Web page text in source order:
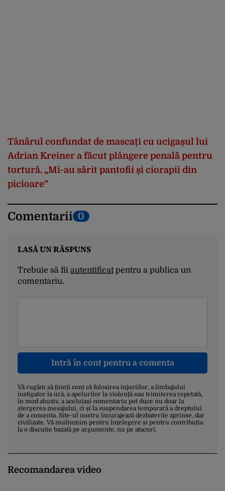
Tânărul confundat de mascați cu ucigașul lui
Adrian Kreiner a făcut plângere penală pentru
tortură. „Mi-au sărit pantofii și ciorapii din
picioare”
Comentarii 0
LASĂ UN RĂSPUNS
Trebuie să fii autentificatpentru a publica un
comentariu.
Intră în cont pentru a comenta
Vă rugăm să țineți cont că folosirea injuriilor, a limbajului
instigator la ură, a apelurilor la violență sau trimiterea repetată,
în mod abuziv, a aceluiași comentariu pot duce nu doar la
ștergerea mesajului, ci și la suspendarea temporară a dreptului
de a comenta. Site-ul nostru încurajează dezbaterile aprinse, dar
civilizate. Vă mulțumim pentru înțelegere și pentru contribuția
la o discuție bazată pe argumente, nu pe atacuri.
Recomandarea video